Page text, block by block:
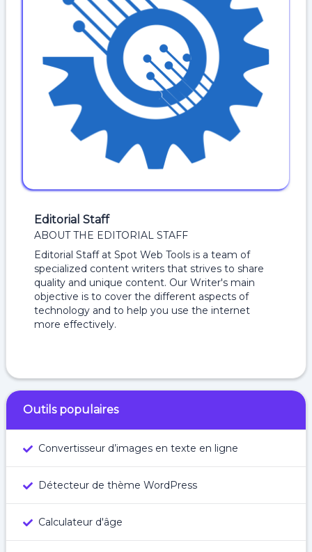
Editorial Staff
ABOUT THE EDITORIAL STAFF
Editorial Staff at Spot Web Tools is a team of
specialized content writers that strives to share
quality and unique content. Our Writer's main
objective is to cover the different aspects of
technology and to help you use the internet
more effectively.
Outils populaires
Convertisseur d’images en texte en ligne
Détecteur de thème WordPress
Calculateur d'âge